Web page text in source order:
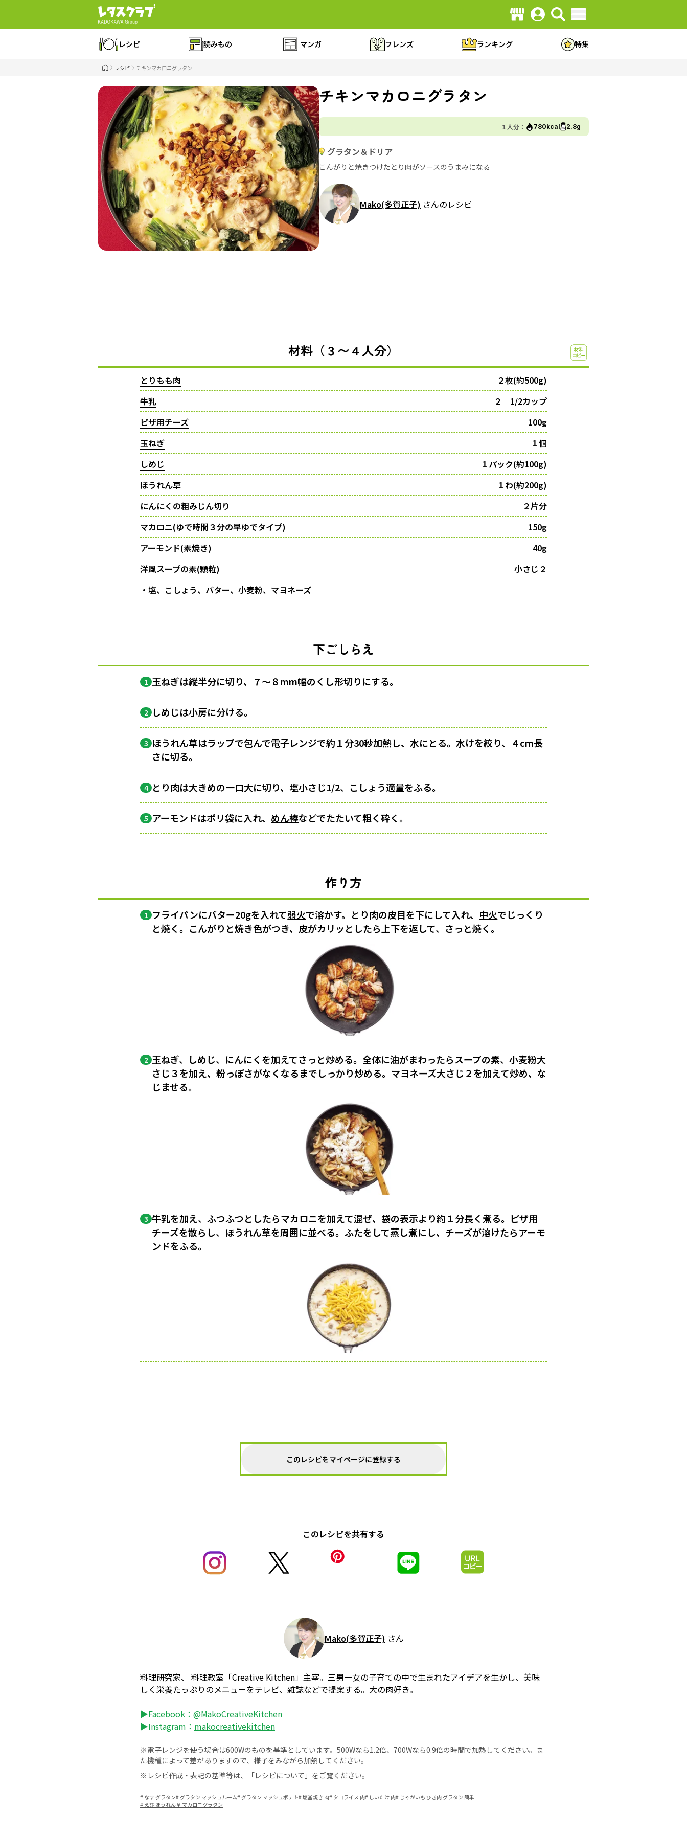
レシピ 読みもの マンガ フレンズ ランキング 特集
レシピ チキンマカロニグラタン
チキンマカロニグラタン
１人分： 780kcal 2.8g
グラタン＆ドリア
こんがりと焼きつけたとり肉がソースのうまみになる
Mako(多賀正子) さんのレシピ
材料（３〜４人分）
とりもも肉
２枚(約500g)
牛乳
２ 1/2カップ
ピザ用チーズ
100g
玉ねぎ
１個
しめじ
１パック(約100g)
ほうれん草
１わ(約200g)
にんにくの粗みじん切り
２片分
マカロニ(ゆで時間３分の早ゆでタイプ)
150g
アーモンド(素焼き)
40g
洋風スープの素(顆粒)
小さじ２
・塩、こしょう、バター、小麦粉、マヨネーズ
下ごしらえ
1 玉ねぎは縦半分に切り、７〜８mm幅のくし形切りにする。
2 しめじは小房に分ける。
3 ほうれん草はラップで包んで電子レンジで約１分30秒加熱し、水にとる。水けを絞り、４cm長
さに切る。
4 とり肉は大きめの一口大に切り、塩小さじ1/2、こしょう適量をふる。
5 アーモンドはポリ袋に入れ、 めん棒などでたたいて粗く砕く。
作り方
1 フライパンにバター20gを入れて弱火で溶かす。とり肉の皮目を下にして入れ、 中火でじっくり
と焼く。こんがりと焼き色がつき、皮がカリッとしたら上下を返して、さっと焼く。
2 玉ねぎ、しめじ、にんにくを加えてさっと炒める。全体に油がまわったらスープの素、小麦粉大
さじ３を加え、粉っぽさがなくなるまでしっかり炒める。マヨネーズ大さじ２を加えて炒め、な
じませる。
3 牛乳を加え、ふつふつとしたらマカロニを加えて混ぜ、袋の表示より約１分長く煮る。ピザ用
チーズを散らし、ほうれん草を周囲に並べる。ふたをして蒸し煮にし、チーズが溶けたらアーモ
ンドをふる。
このレシピをマイページに登録する
このレシピを共有する
Mako(多賀正子) さん
料理研究家、 料理教室「Creative Kitchen」主宰。三男一女の子育ての中で生まれたアイデアを生かし、美味
しく栄養たっぷりのメニューをテレビ、雑誌などで提案する。大の肉好き。
▶Facebook： @MakoCreativeKitchen
▶Instagram： makocreativekitchen
※電子レンジを使う場合は600Wのものを基準としています。500Wなら1.2倍、700Wなら0.9倍の時間で加熱してください。ま
た機種によって差がありますので、様子をみながら加熱してください。
※レシピ作成・表記の基準等は、
「レシピについて」 をご覧ください。
# なす グラタン# グラタン マッシュルーム# グラタン マッシュポテト#塩釜焼き 肉# タコライス 肉# しいたけ 肉# じゃがいも ひき肉 グラタン 簡単
# えび ほうれん草 マカロニグラタン